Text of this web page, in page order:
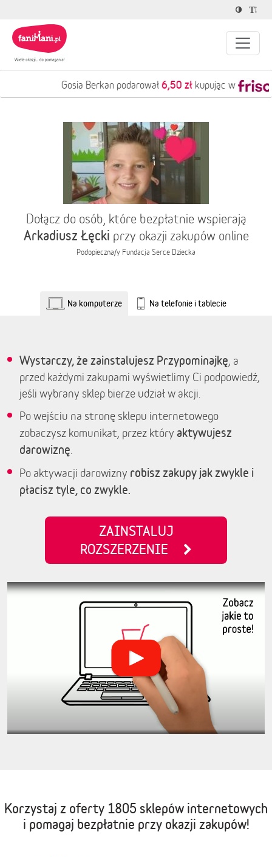
Gosia Berkan podarował6,50 złkupując w
Dołącz do osób, które bezpłatnie wspierają
Arkadiusz Łęcki przy okazji zakupów online
Podopieczna/y Fundacja Serce Dziecka
Na komputerze Na telefonie i tablecie
Wystarczy, że zainstalujesz Przypominajkę, a
przed każdymi zakupami wyświetlimy Ci podpowiedź,
jeśli wybrany sklep bierze udział w akcji.
Po wejściu na stronę sklepu internetowego
zobaczysz komunikat, przez który aktywujesz
darowiznę
Po aktywacji darowizny robisz zakupy jak zwykle i
płacisz tyle, co zwykle.
ZAINSTALUJ
ROZSZERZENIE
Korzystaj z oferty 1805 sklepów internetowych
i pomagaj bezpłatnie przy okazji zakupów!